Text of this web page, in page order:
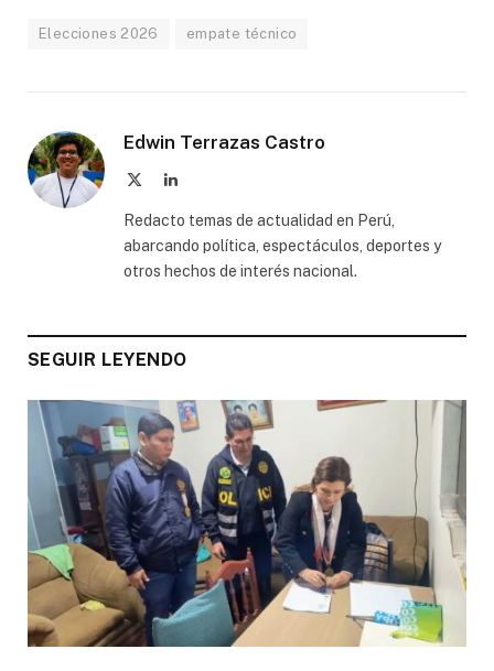
Elecciones 2026 empate técnico
Edwin Terrazas Castro
LinkedIn
Redacto temas de actualidad en Perú,
abarcando política, espectáculos, deportes y
otros hechos de interés nacional.
SEGUIR LEYENDO